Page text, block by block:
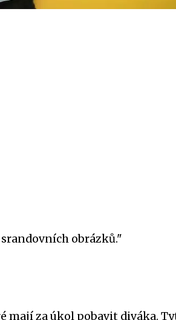
obrázků."
mají za úkol pobavit diváka.